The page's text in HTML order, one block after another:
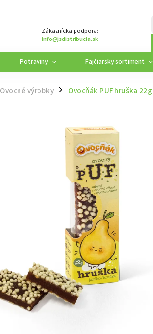
Zákaznícka podpora:
info@jsdistribucia.sk
Potraviny Fajčiarsky sortiment
Ovocné výrobky / Ovocňák PUF hruška 22g